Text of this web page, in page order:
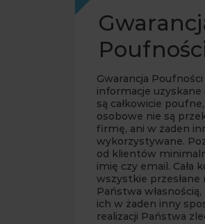
Gwarancja
informacje
są całkowicie
osobowe nie są
firmę, ani w żaden
wykorzystywane.
od klientów
imię czy email. Cała
wszystkie przesłane
Państwa
ich w żaden inny
realizacji Państwa